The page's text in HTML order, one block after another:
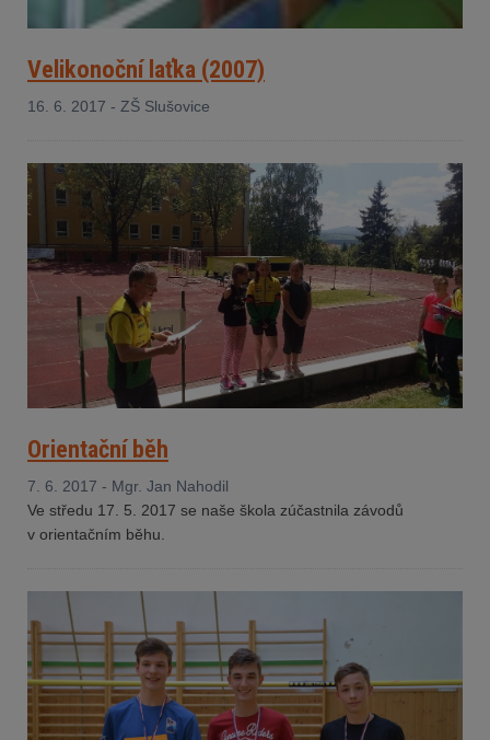
Velikonoční laťka (2007)
16. 6. 2017 - ZŠ Slušovice
Orientační běh
7. 6. 2017 - Mgr. Jan Nahodil
Ve středu 17. 5. 2017 se naše škola zúčastnila závodů
v orientačním běhu.